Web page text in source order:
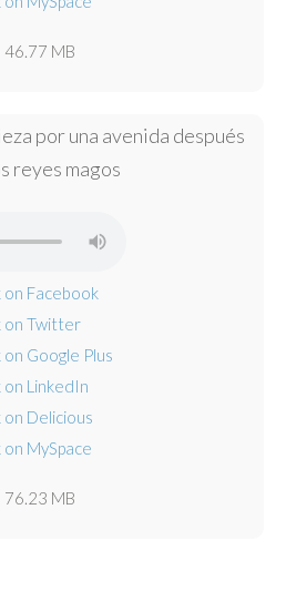
46.77 MB
por una avenida después
reyes magos
76.23 MB